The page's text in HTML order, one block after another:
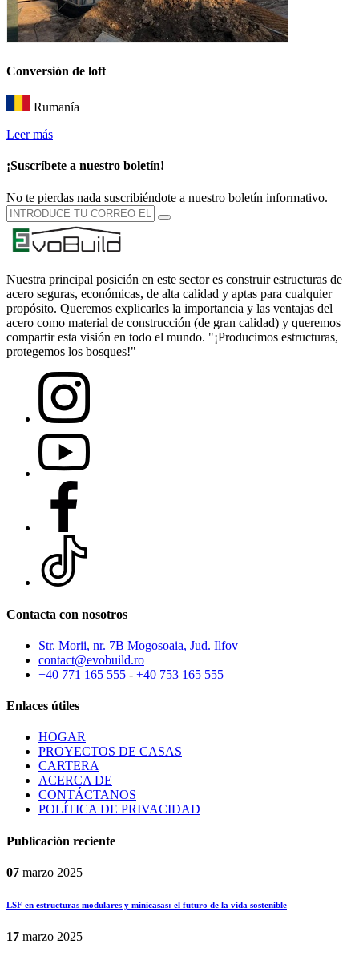
Conversión de loft
Rumanía
Leer más
¡Suscríbete a nuestro boletín!
No te pierdas nada suscribiéndote a nuestro boletín informativo.
Nuestra principal posición en este sector es construir estructuras de
acero seguras, económicas, de alta calidad y aptas para cualquier
propósito. Queremos explicarles la importancia y las ventajas del
acero como material de construcción (de gran calidad) y queremos
compartir esta visión en todo el mundo. "¡Producimos estructuras,
protegemos los bosques!"
Contacta con nosotros
Str. Morii, nr. 7B Mogosoaia, Jud. Ilfov
contact@evobuild.ro
+40 771 165 555 - +40 753 165 555
Enlaces útiles
HOGAR
PROYECTOS DE CASAS
CARTERA
ACERCA DE
CONTÁCTANOS
POLÍTICA DE PRIVACIDAD
Publicación reciente
07 marzo 2025
LSF en estructuras modulares y minicasas: el futuro de la vida sostenible
17 marzo 2025